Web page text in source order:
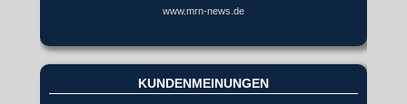
www.mrn-news.de
KUNDENMEINUNGEN